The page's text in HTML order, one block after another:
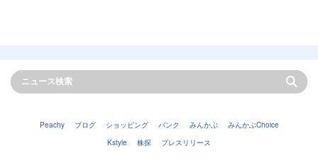
Peachy ブログ ショッピング バンク みんかぶ
みんかぶChoice
Kstyle
株探 プレスリリース